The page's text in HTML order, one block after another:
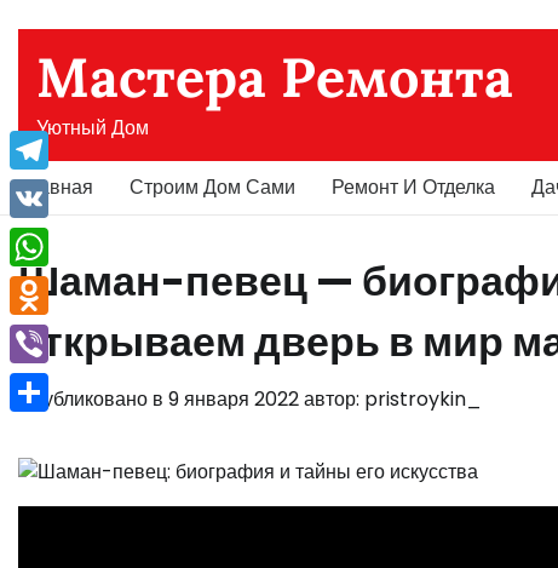
содержимому
Мастера Ремонта
Уютный Дом
Главная Строим Дом Сами Ремонт И Отделка
Шаман-певец —
открываем дверь в мир
Опубликовано в 9 января 2022автор: pristroykin_
Telegram
VK
WhatsApp
Odnoklassniki
Viber